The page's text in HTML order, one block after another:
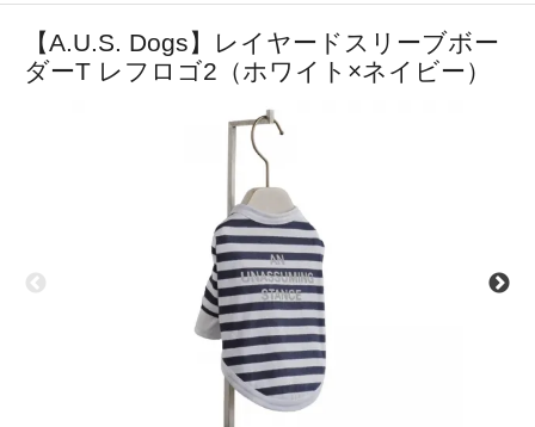
【A.U.S. Dogs】レイヤードスリーブボー
ダーT レフロゴ2（ホワイト×ネイビー）